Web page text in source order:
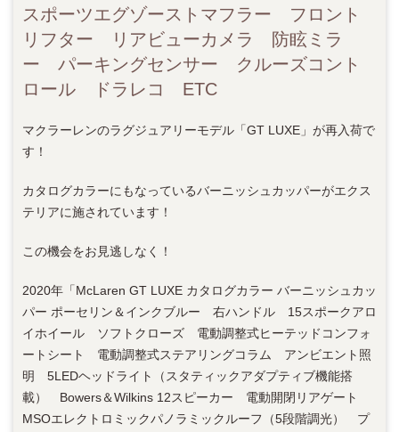
スポーツエグゾーストマフラー フロント
リフター リアビューカメラ 防眩ミラ
ー パーキングセンサー クルーズコント
ロール ドラレコ ETC
マクラーレンのラグジュアリーモデル「GT LUXE」が再入荷で
す！
カタログカラーにもなっているバーニッシュカッパーがエクス
テリアに施されています！
この機会をお見逃しなく！
2020年「McLaren GT LUXE カタログカラー バーニッシュカッ
パー ポーセリン＆インクブルー 右ハンドル 15スポークアロ
イホイール ソフトクローズ 電動調整式ヒーテッドコンフォ
ートシート 電動調整式ステアリングコラム アンビエント照
明 5LEDヘッドライト（スタティックアダプティブ機能搭
載） Bowers＆Wilkins 12スピーカー 電動開閉リアゲート
MSOエレクトロミックパノラミックルーフ（5段階調光） プ